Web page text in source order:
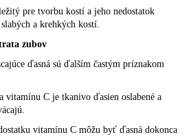
pre tvorbu kostí a jeho nedostatok
a krehkých kostí.
zubov
ďasná sú ďalším častým príznakom
vitamínu C je tkanivo ďasien oslabené a
vitamínu C môžu byť ďasná dokonca